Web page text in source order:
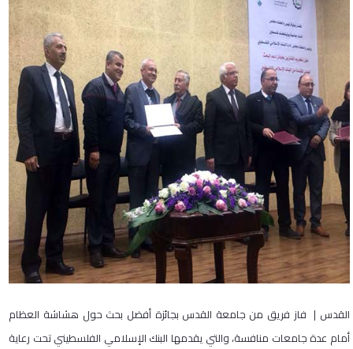
القدس | فاز فريق من جامعة القدس بجائزة أفضل بحث حول هشاشة العظام
أمام عدة جامعات منافسة، والتي يقدمها البنك الإسلامي الفلسطيني تحت رعاية